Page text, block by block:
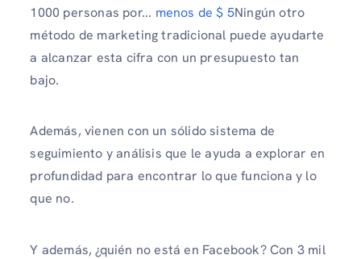
1000 personas por... menos de $ 5Ningún otro
método de marketing tradicional puede ayudarte
a alcanzar esta cifra con un presupuesto tan
bajo.
Además, vienen con un sólido sistema de
seguimiento y análisis que le ayuda a explorar en
profundidad para encontrar lo que funciona y lo
que no.
Y además, ¿quién no está en Facebook? Con 3 mil